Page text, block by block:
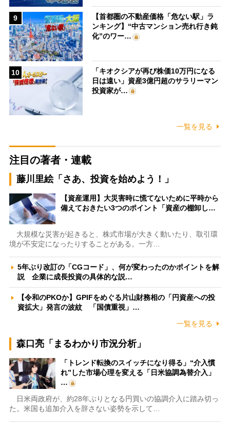
9
【首都圏の不動産価格「危ない駅」ラ
ンキング】“中古マンション売れ行き鈍
化”のワー…
10
「キオクシアが再び株価10万円になる
日は遠い」資産3億円超のサラリーマン
投資家が…
一覧を見る
注目の著者・連載
藤川里絵「さあ、投資を始めよう！」
【資産運用】大災害時に慌てないために平時から
備えておきたい3つのポイント「資産の棚卸し…
大規模な災害が起きると、株式市場が大きく動いたり、取引環
境が不安定になったりすることがある。一方…
5年ぶり改訂の「CGコード」、何が変わったのかポイントを解
説 企業に成長投資の具体的な説…
【令和のPKOか】GPIFをめぐる片山財務相の「円資産への投
資拡大」発言の波紋 「国債重視」…
一覧を見る
森口亮「まるわかり市況分析」
「トレンド転換のスイッチになり得る」“介入慣
れ”した市場心理を変える「日米協調為替介入」
…
日米両政府が、約28年ぶりとなる円買いの協調介入に踏み切っ
た。米国も追加介入を辞さない姿勢を示して…